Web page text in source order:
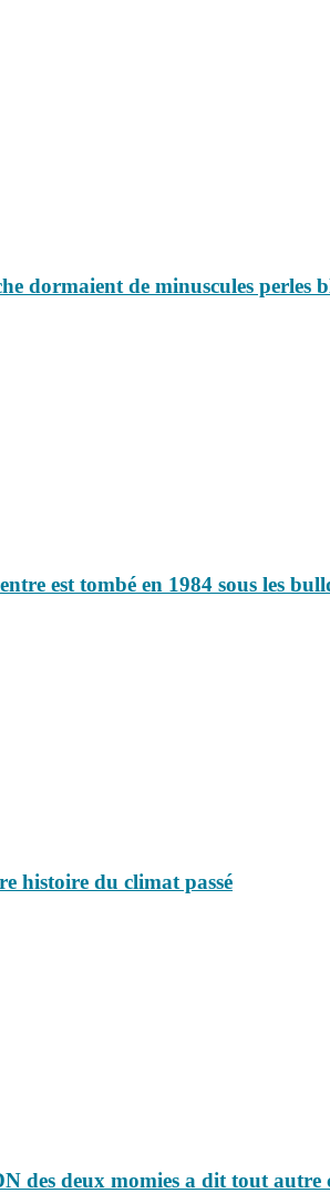
dormaient de minuscules perles
est tombé en 1984 sous les
histoire du climat passé
des deux momies a dit tout autre